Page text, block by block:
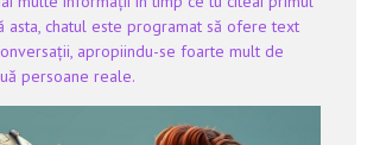
asta, chatul este programat să ofere text
apropiindu-se foarte mult de
persoane reale.